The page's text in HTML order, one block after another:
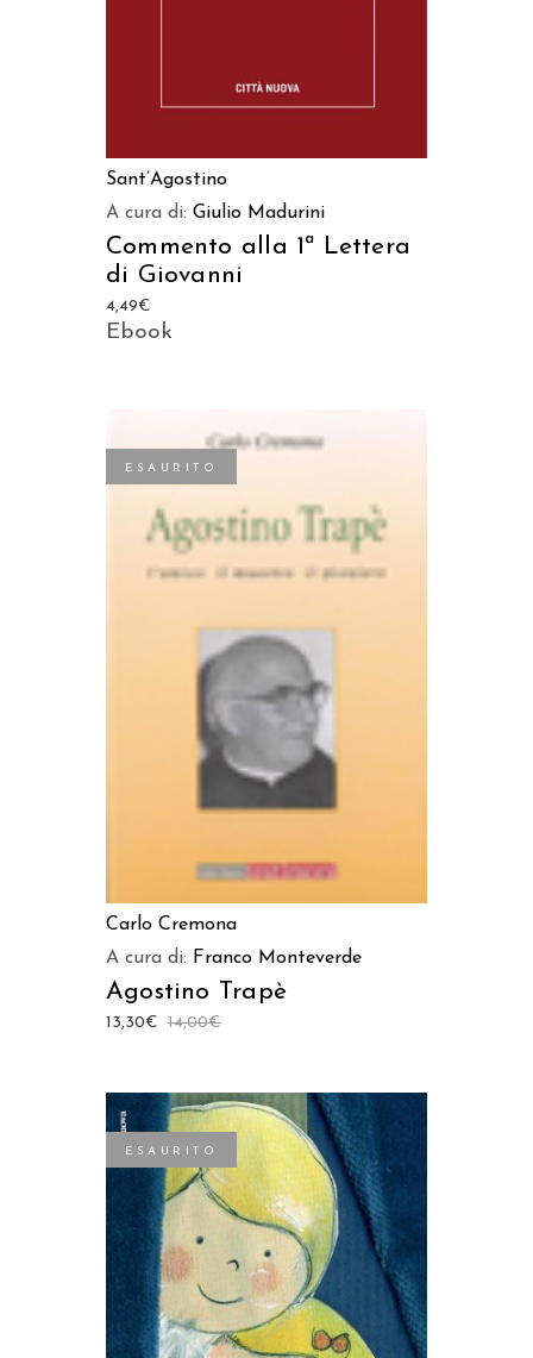
Sant’Agostino
A cura di: Giulio Madurini
Commento alla 1ª Lettera
di Giovanni
4,49€
Ebook
ESAURITO
LEGGI TUTTO
Carlo Cremona
A cura di: Franco Monteverde
Agostino Trapè
14,00€
13,30€
ESAURITO
LEGGI TUTTO